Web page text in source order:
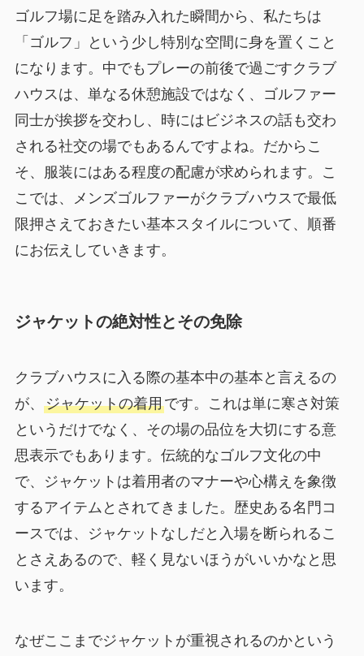
ゴルフ場に足を踏み入れた瞬間から、私たちは
「ゴルフ」という少し特別な空間に身を置くこと
になります。中でもプレーの前後で過ごすクラブ
ハウスは、単なる休憩施設ではなく、ゴルファー
同士が挨拶を交わし、時にはビジネスの話も交わ
される社交の場でもあるんですよね。だからこ
そ、服装にはある程度の配慮が求められます。こ
こでは、メンズゴルファーがクラブハウスで最低
限押さえておきたい基本スタイルについて、順番
にお伝えしていきます。
ジャケットの絶対性とその免除
クラブハウスに入る際の基本中の基本と言えるの
が、 ジャケットの着用です。これは単に寒さ対策
というだけでなく、その場の品位を大切にする意
思表示でもあります。伝統的なゴルフ文化の中
で、ジャケットは着用者のマナーや心構えを象徴
するアイテムとされてきました。歴史ある名門コ
ースでは、ジャケットなしだと入場を断られるこ
とさえあるので、軽く見ないほうがいいかなと思
います。
なぜここまでジャケットが重視されるのかという